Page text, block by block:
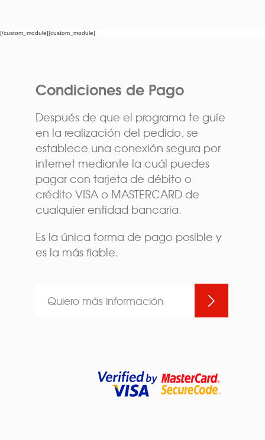
[/custom_module][custom_module]
Condiciones de Pago
Después de que el programa te guíe
en la realización del pedido, se
establece una conexión segura por
internet mediante la cuál puedes
pagar con tarjeta de débito o
crédito VISA o MASTERCARD de
cualquier entidad bancaria.
Es la única forma de pago posible y
es la más fiable.
Quiero más información